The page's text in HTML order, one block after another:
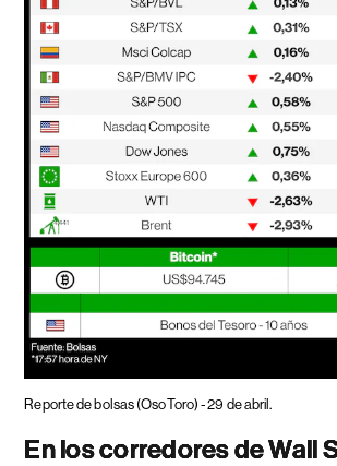
Reporte de bolsas (OsoToro) - 29 de abril.
En los corredores de Wall